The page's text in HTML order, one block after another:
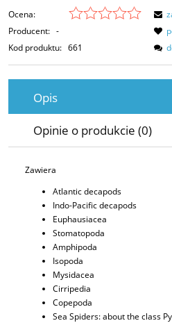
Ocena:
Producent: -
Kod produktu: 661
Opis
Opinie o produkcie (0)
Zawiera
Atlantic decapods
Indo-Pacific decapods
Euphausiacea
Stomatopoda
Amphipoda
Isopoda
Mysidacea
Cirripedia
Copepoda
Sea Spiders: about the class